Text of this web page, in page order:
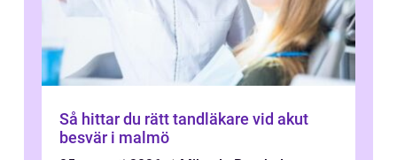
Så hittar du rätt tandläkare vid akut
besvär i malmö